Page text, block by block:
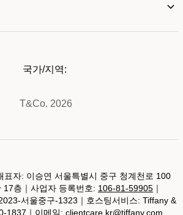
T&Co. 2026
국가/지역:
표자: 이승연 서울특별시 중구 청계천로 100
층｜사업자 등록번호: 106-81-59905 ｜
서울중구-1323｜호스팅서비스: Tiffany &
1837｜이메일: clientcare.kr@tiffany.com